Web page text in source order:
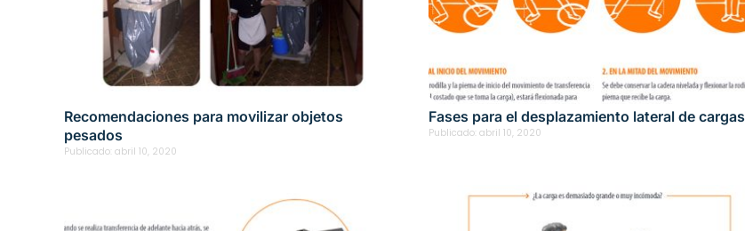
Recomendaciones para movilizar objetos
pesados
Publicado: abril 10, 2020
Fases para el desplazamiento lateral de cargas
Publicado: abril 10, 2020